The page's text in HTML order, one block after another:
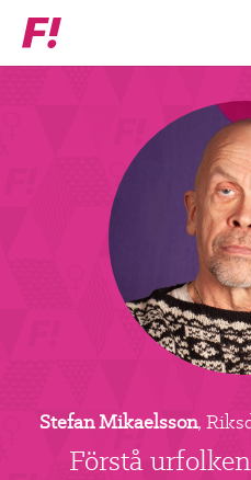
Feministiskt
initiativ
BLI MEDLEM
ENGAGERA DIG I F!
PARTILEDARE
Stefan Mikaelsson,
Förstå